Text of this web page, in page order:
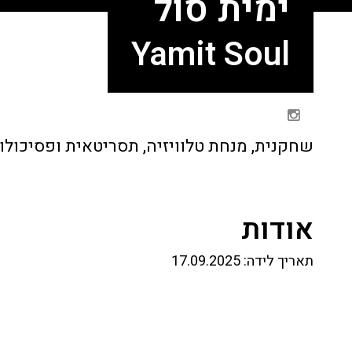
Yamit Soul
שחקנית, מנחת טלוויזיה, תסריטאית
אודות
תאריך לידה: